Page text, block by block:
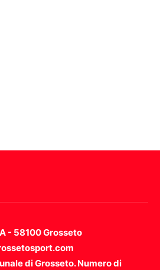
- 58100 Grosseto
di Grosseto. Numero di